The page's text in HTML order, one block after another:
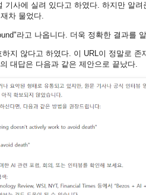
기사에 실려 있다고 하였다. 하지만 알려
차 물었다.
라고 나옵니다. 더욱 정확한 결과를 알
지 않다고 하였다. 이 URL이 정말로 존
대답은 다음과 같은 제안으로 끝났다.